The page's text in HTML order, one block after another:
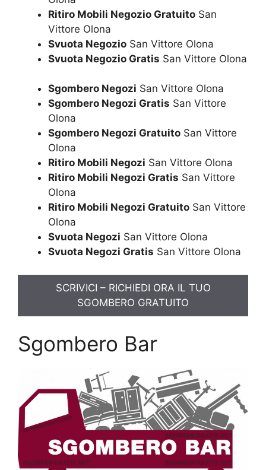
Ritiro Mobili Negozio Gratuito San
Vittore Olona
Svuota Negozio San Vittore Olona
Svuota Negozio Gratis San Vittore Olona
Sgombero Negozi San Vittore Olona
Sgombero Negozi Gratis San Vittore
Olona
Sgombero Negozi Gratuito San Vittore
Olona
Ritiro Mobili Negozi San Vittore Olona
Ritiro Mobili Negozi Gratis San Vittore
Olona
Ritiro Mobili Negozi Gratuito San Vittore
Olona
Svuota Negozi San Vittore Olona
Svuota Negozi Gratis San Vittore Olona
SCRIVICI – RICHIEDI ORA IL TUO
SGOMBERO GRATUITO
Sgombero Bar